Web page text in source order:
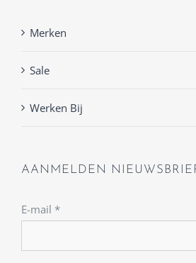
Merken
Sale
Werken Bij
AANMELDEN
E-mail *